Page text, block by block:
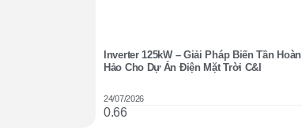
Inverter 125kW – Giải Pháp Biến Tần Hoàn
Hảo Cho Dự Án Điện Mặt Trời C&I
24/07/2026